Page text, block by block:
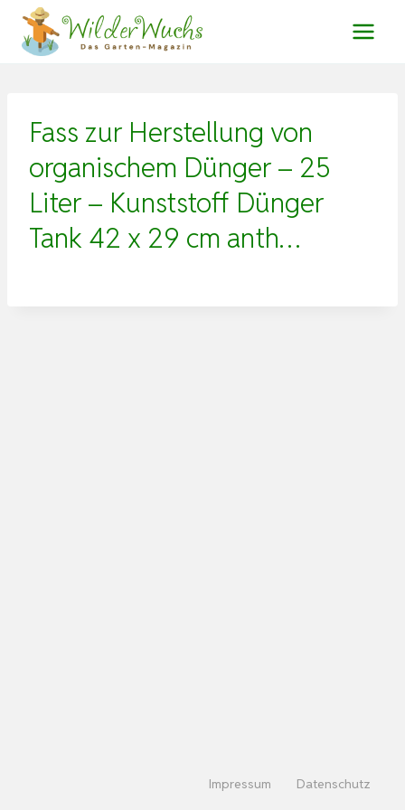
Zum
Inhalt
Fass zur Herstellung von
organischem Dünger – 25
Liter – Kunststoff Dünger
Tank 42 x 29 cm anth…
Impressum Datenschutz